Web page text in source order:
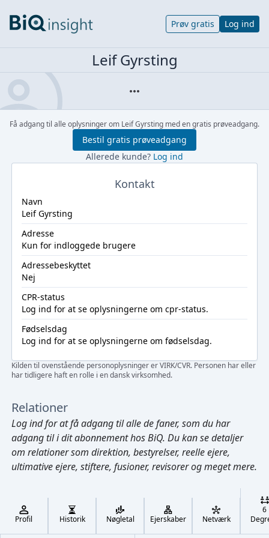
Cmd/Ctrl + K
Prøv gratis Log ind
Leif Gyrsting
Få adgang til alle oplysninger om Leif Gyrsting med en gratis prøveadgang.
Bestil gratis prøveadgang
Allerede kunde? Log ind
Kontakt
Navn
Leif Gyrsting
Adresse
Kun for indloggede brugere
Adressebeskyttet
Nej
CPR-status
Log ind for at se oplysningerne om cpr-status.
Fødselsdag
Log ind for at se oplysningerne om fødselsdag.
Kilden til ovenstående personoplysninger er VIRK/CVR. Personen har eller
har tidligere haft en rolle i en dansk virksomhed.
Relationer
Log indfor at få adgang til alle de faner, som du har
adgang til i dit abonnement hos BiQ. Du kan se detaljer
om relationer som direktion, bestyrelser, reelle ejere,
ultimative ejere, stiftere, fusioner, revisorer og meget mere.
Profil Historik Nøgletal Ejerskaber Netværk
6